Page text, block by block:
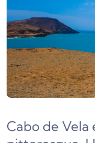
Cabo de Vela